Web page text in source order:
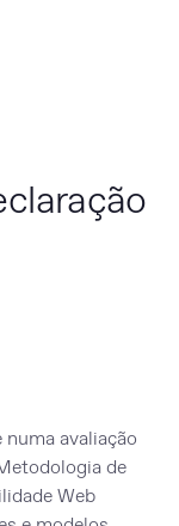
avaliação
de
Web